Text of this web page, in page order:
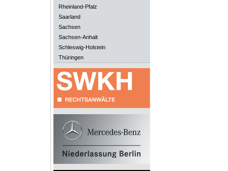
Rheinland-Pfalz
Saarland
Sachsen
Sachsen-Anhalt
Schleswig-Holstein
Thüringen